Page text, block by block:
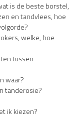
is de beste borstel,
en tandvlees, hoe
welke, hoe
tussen
waar?
tanderosie?
ik kiezen?